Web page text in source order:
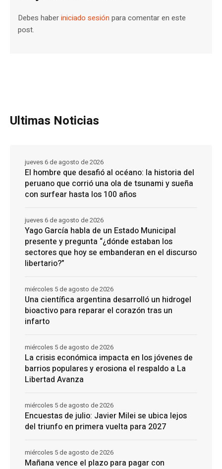
Debes haberiniciado sesión para comentar en este
post.
Ultimas Noticias
El hombre que desafió al océano: la historia del
peruano que corrió una ola de tsunami y sueña
con surfear hasta los 100 años
jueves 6 de agosto de 2026
Yago García habla de un Estado Municipal
presente y pregunta “¿dónde estaban los
sectores que hoy se embanderan en el discurso
libertario?”
jueves 6 de agosto de 2026
Una científica argentina desarrolló un hidrogel
bioactivo para reparar el corazón tras un
infarto
miércoles 5 de agosto de 2026
La crisis económica impacta en los jóvenes de
barrios populares y erosiona el respaldo a La
Libertad Avanza
miércoles 5 de agosto de 2026
Encuestas de julio: Javier Milei se ubica lejos
del triunfo en primera vuelta para 2027
miércoles 5 de agosto de 2026
Mañana vence el plazo para pagar con
miércoles 5 de agosto de 2026